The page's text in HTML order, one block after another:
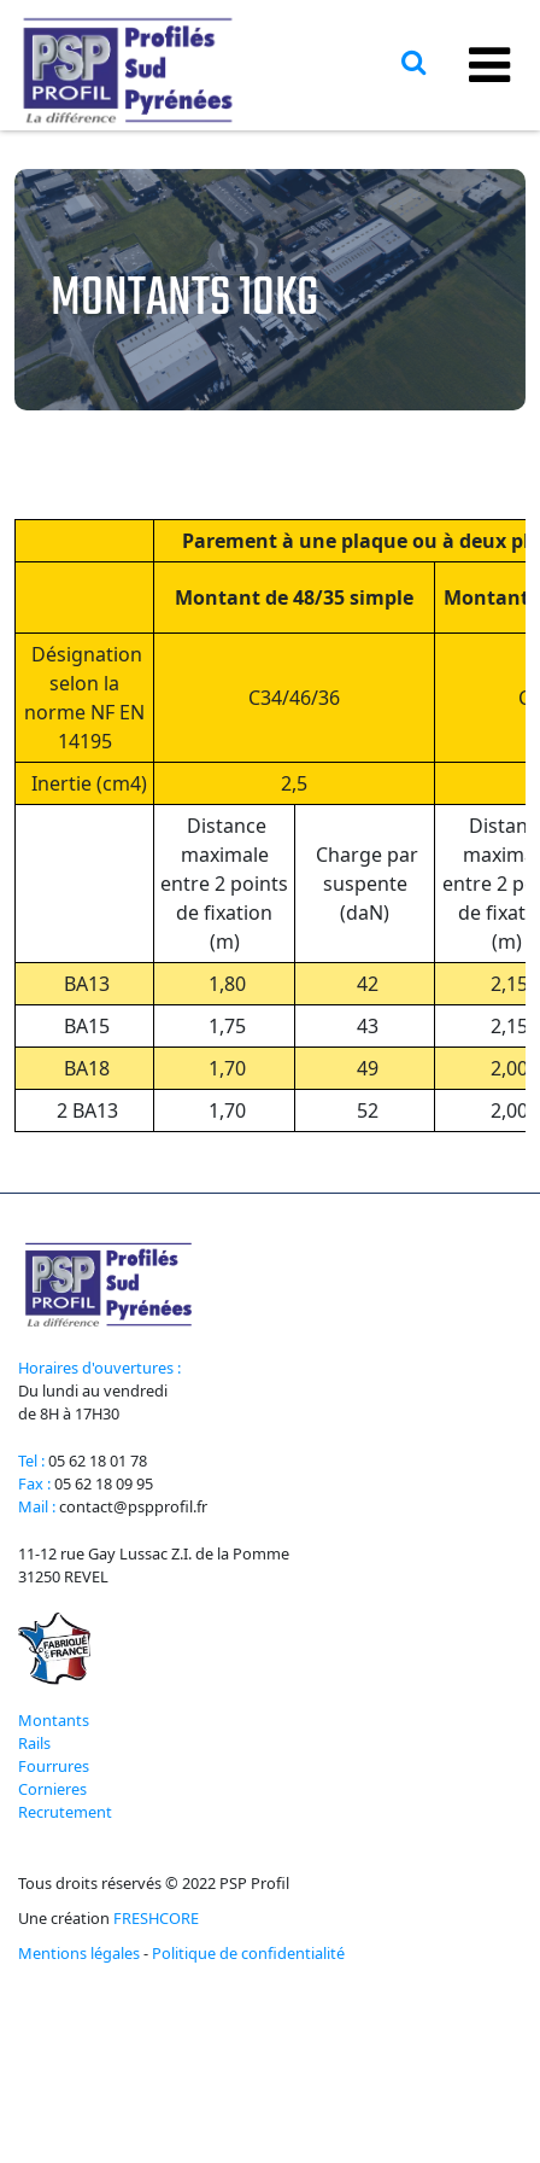
MONTANTS 10KG
Parement à une plaque ou à deux
Montant de 48/35 simple Montant
Désignation
selon la
norme NF EN
14195
C34/46/36
Inertie (cm4)
2,5
Distance
maximale
entre 2 points
de fixation
(m)
Charge par
suspente
(daN)
entre 2
de
(m)
BA13
1,80 42
2,15
BA15
1,75 43
2,15
BA18
1,70 49
2,00
2 BA13
1,70 52 2,00
11-12 rue Gay Lussac Z.I. de la Pomme
31250 REVEL
Tel :05 62 18 01 78
Fax :05 62 18 09 95
Mail :contact@pspprofil.fr
Horaires d'ouvertures :
Du lundi au vendredi
de 8H à 17H30
Montants
Rails
Fourrures
Cornieres
Recrutement
Tous droits réservés © 2022 PSP Profil
Une création FRESHCORE
Mentions légales- Politique de confidentialité